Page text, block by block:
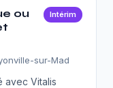
ou
Intérim
sur-Mad
avec Vitalis